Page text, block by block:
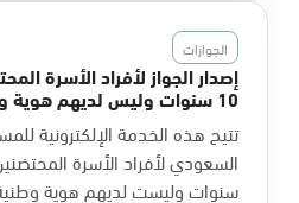
الجوازات
إصدار الجواز لأفراد الأسرة
10 سنوات وليس لديهم هوية وطنية
تتيح هذه الخدمة الإلكترونية
سنوات وليست لديهم هوية